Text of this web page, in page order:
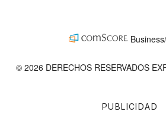
PUBLICIDAD
© 2026 DERECHOS RESERVADOS